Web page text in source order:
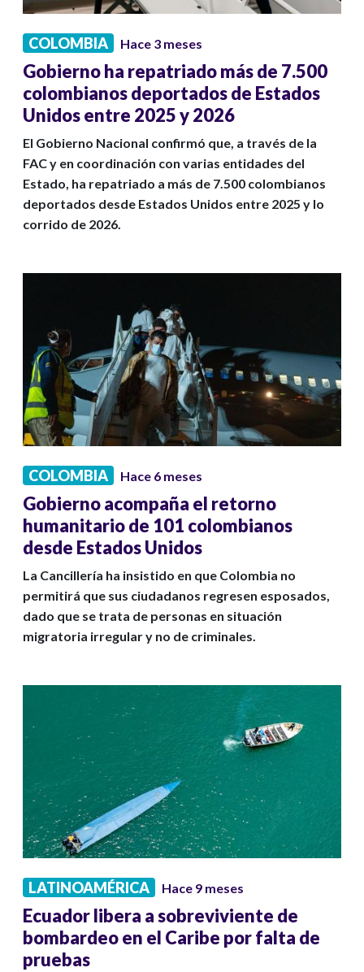
COLOMBIA Hace 3 meses
Gobierno ha repatriado más de 7.500
colombianos deportados de Estados
Unidos entre 2025 y 2026
El Gobierno Nacional confirmó que, a través de la
FAC y en coordinación con varias entidades del
Estado, ha repatriado a más de 7.500 colombianos
deportados desde Estados Unidos entre 2025 y lo
corrido de 2026.
COLOMBIA Hace 6 meses
Gobierno acompaña el retorno
humanitario de 101 colombianos
desde Estados Unidos
La Cancillería ha insistido en que Colombia no
permitirá que sus ciudadanos regresen esposados,
dado que se trata de personas en situación
migratoria irregular y no de criminales.
LATINOAMÉRICA Hace 9 meses
Ecuador libera a sobreviviente de
bombardeo en el Caribe por falta de
pruebas